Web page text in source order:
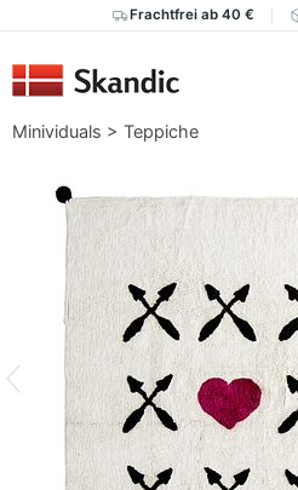
Frachtfrei ab 40 €
Minividuals > Teppiche